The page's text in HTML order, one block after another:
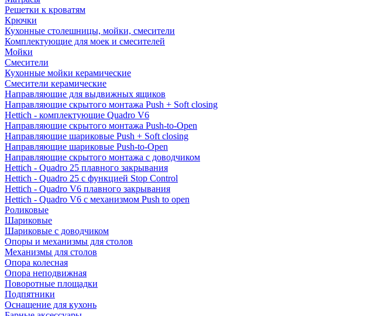
Решетки к кроватям
Крючки
Кухонные столешницы, мойки, смесители
Комплектующие для моек и смесителей
Мойки
Смесители
Кухонные мойки керамические
Смесители керамические
Направляющие для выдвижных ящиков
Направляющие скрытого монтажа Push + Soft closing
Hettich - комплектующие Quadro V6
Направляющие скрытого монтажа Push-to-Open
Направляющие шариковые Push + Soft closing
Направляющие шариковые Push-to-Open
Направляющие скрытого монтажа с доводчиком
Hettich - Quadro 25 плавного закрывания
Hettich - Quadro 25 с функцией Stop Control
Hettich - Quadro V6 плавного закрывания
Hettich - Quadro V6 с механизмом Push to open
Роликовые
Шариковые
Шариковые с доводчиком
Опоры и механизмы для столов
Механизмы для столов
Опора колесная
Опора неподвижная
Поворотные площадки
Подпятники
Оснащение для кухонь